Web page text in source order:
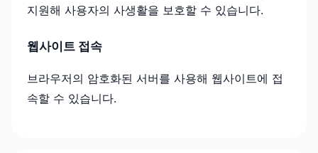
지원해 사용자의 사생활을 보호할 수 있습니다.
웹사이트 접속
브라우저의 암호화된 서버를 사용해 웹사이트에 접
속할 수 있습니다.